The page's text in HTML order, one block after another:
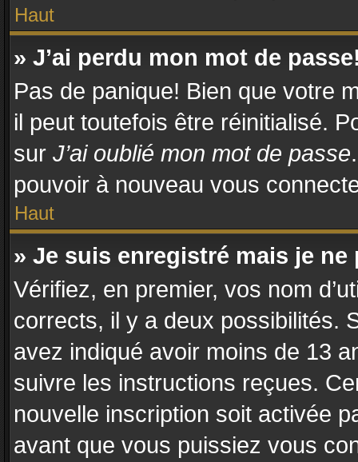
Haut
» J’ai perdu mon mot de
Pas de panique! Bien que votre
il peut toutefois être réinitialisé.
sur J’ai oublié mon mot de passe
pouvoir à nouveau vous
Haut
» Je suis enregistré mais je
Vérifiez, en premier, vos nom
corrects, il y a deux possibilités.
avez indiqué avoir moins de 13
suivre les instructions reçues.
nouvelle inscription soit activée
avant que vous puissiez vous